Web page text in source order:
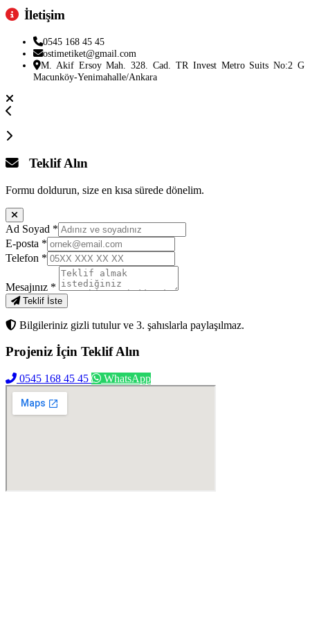
İletişim
0545 168 45 45
ostimetiket@gmail.com
M. Akif Ersoy Mah. 328. Cad. TR Invest Metro Suits No:2 G
Macunköy-Yenimahalle/Ankara
Teklif Alın
Formu doldurun, size en kısa sürede dönelim.
Ad Soyad *
E-posta *
Telefon *
Mesajınız *
Teklif İste
Bilgileriniz gizli tutulur ve 3. şahıslarla paylaşılmaz.
Projeniz İçin Teklif Alın
0545 168 45 45 WhatsApp